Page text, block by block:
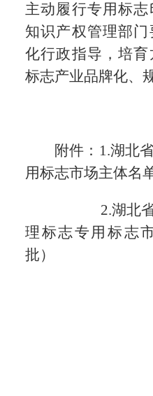
主动履行专用标
知识产权管理部
化行政指导，培
标志产业品牌化、
附件：1.湖北
用标志市场主体名
2.湖北省获
理标志专用标志
批）